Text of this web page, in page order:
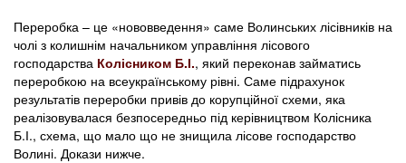
Переробка – це «нововведення» саме Волинських лісівників на
чолі з колишнім начальником управління лісового
господарства Колісником Б.І., який переконав займатись
переробкою на всеукраїнському рівні. Саме підрахунок
результатів переробки привів до корупційної схеми, яка
реалізовувалася безпосередньо під керівництвом Колісника
Б.І., схема, що мало що не знищила лісове господарство
Волині. Докази нижче.